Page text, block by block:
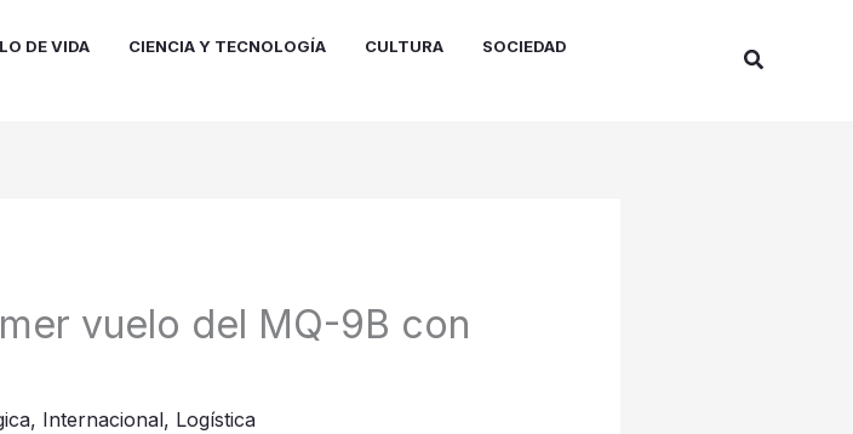
DE VIDA CIENCIA Y TECNOLOGÍA CULTURA
SOCIEDAD
Buscar
vuelo del MQ-9B con
, Internacional, Logística